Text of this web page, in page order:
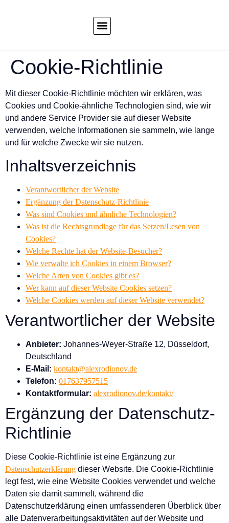
Cookie-Richtlinie
Mit dieser Cookie-Richtlinie möchten wir erklären, was
Cookies und Cookie-ähnliche Technologien sind, wie wir
und andere Service Provider sie auf dieser Website
verwenden, welche Informationen sie sammeln, wie lange
und für welche Zwecke wir sie nutzen.
Inhaltsverzeichnis
Verantwortlicher der Website
Ergänzung der Datenschutz-Richtlinie
Was sind Cookies und ähnliche Technologien?
Was ist die Rechtsgrundlage für das Setzen/Lesen von
Cookies?
Welche Rechte hat der Website-Besucher?
Wie verwalte ich Cookies in einem Browser?
Welche Arten von Cookies gibt es?
Wer kann auf dieser Website Cookies setzen?
Welche Cookies werden auf dieser Website verwendet?
Verantwortlicher der Website
Anbieter: Johannes-Weyer-Straße 12, Düsseldorf,
Deutschland
E-Mail: kontakt@alexrodionov.de
Telefon: 017637957515
Kontaktformular: alexrodionov.de/kontakt/
Ergänzung der Datenschutz-
Richtlinie
Diese Cookie-Richtlinie ist eine Ergänzung zur
Datenschutzerklärung dieser Website. Die Cookie-Richtlinie
legt fest, wie eine Website Cookies verwendet und welche
Daten sie damit sammelt, während die
Datenschutzerklärung einen umfassenderen Überblick über
alle Datenverarbeitungsaktivitäten auf der Website und